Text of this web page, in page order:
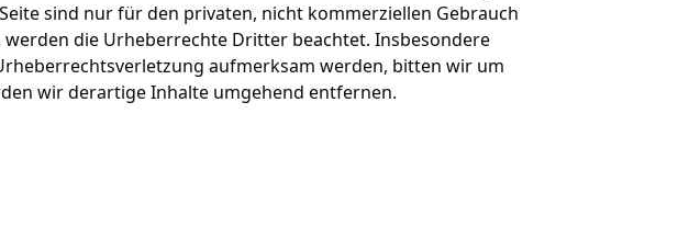
sind nur für den privaten, nicht kommerziellen Gebrauch
die Urheberrechte Dritter beachtet. Insbesondere
aufmerksam werden, bitten wir um
wir derartige Inhalte umgehend entfernen.